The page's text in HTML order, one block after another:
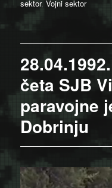
on
sektor,Vojni sektor
četa SJB
paravojne
Dobrinju